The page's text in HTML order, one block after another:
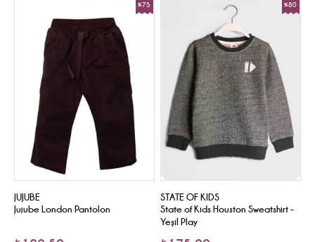
JUJUBE
Jujube London Pantolon
%75
STATE OF KIDS
State of Kids Houston Sweatshirt -
Yeşil Play
%80